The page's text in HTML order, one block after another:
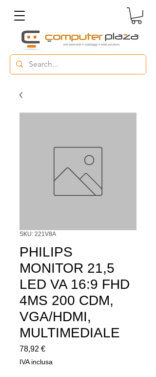
SKU: 221V8A
PHILIPS
MONITOR 21,5
LED VA 16:9 FHD
4MS 200 CDM,
VGA/HDMI,
MULTIMEDIALE
78,92 €Prezzo
IVA inclusa